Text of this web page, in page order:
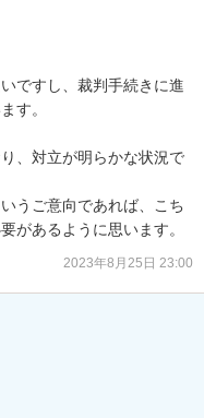
ですし、裁判手続きに進
す。
、対立が明らかな状況で
うご意向であれば、こち
があるように思います。
2023年8月25日 23:00